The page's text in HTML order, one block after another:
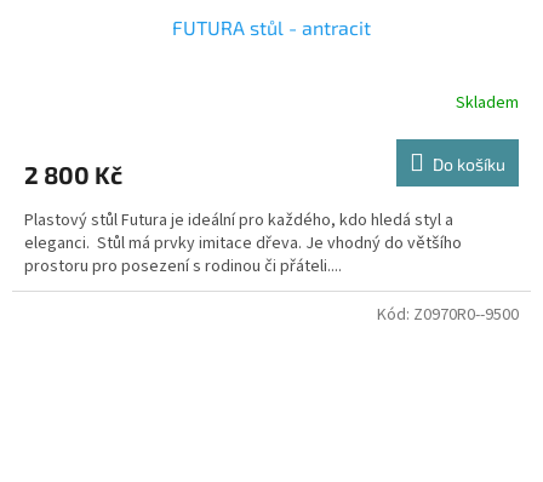
FUTURA stůl - antracit
Skladem
2 800 Kč Do košíku
Plastový stůl Futura je ideální pro každého, kdo hledá styl a
eleganci. Stůl má prvky imitace dřeva. Je vhodný do většího
prostoru pro posezení s rodinou či přáteli....
Kód: Z0970R0--9500